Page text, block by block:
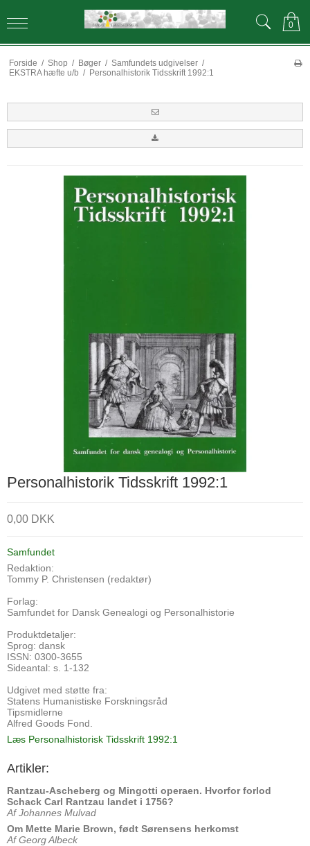
0
Forside / Shop / Bøger / Samfundets udgivelser /
EKSTRA hæfte u/b / Personalhistorik Tidsskrift 1992:1
Personalhistorik Tidsskrift 1992:1
0,00 DKK
Samfundet
Redaktion:
Tommy P. Christensen (redaktør)
Forlag:
Samfundet for Dansk Genealogi og Personalhistorie
Produktdetaljer:
Sprog: dansk
ISSN: 0300-3655
Sideantal: s. 1-132
Udgivet med støtte fra:
Statens Humanistiske Forskningsråd
Tipsmidlerne
Alfred Goods Fond.
Læs Personalhistorisk Tidsskrift 1992:1
Artikler:
Rantzau-Ascheberg og Mingotti operaen. Hvorfor forlod
Schack Carl Rantzau landet i 1756?
Af Johannes Mulvad
Om Mette Marie Brown, født Sørensens herkomst
Af Georg Albeck